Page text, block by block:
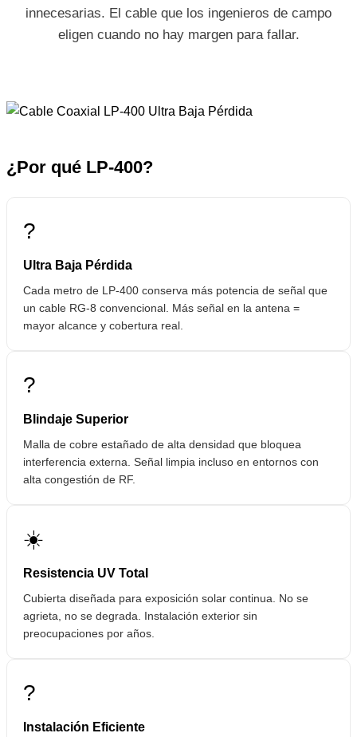
innecesarias. El cable que los ingenieros de campo
eligen cuando no hay margen para fallar.
¿Por qué LP-400?
?
Ultra Baja Pérdida
Cada metro de LP-400 conserva más potencia de señal que
un cable RG-8 convencional. Más señal en la antena =
mayor alcance y cobertura real.
?️
Blindaje Superior
Malla de cobre estañado de alta densidad que bloquea
interferencia externa. Señal limpia incluso en entornos con
alta congestión de RF.
☀️
Resistencia UV Total
Cubierta diseñada para exposición solar continua. No se
agrieta, no se degrada. Instalación exterior sin
preocupaciones por años.
?
Instalación Eficiente